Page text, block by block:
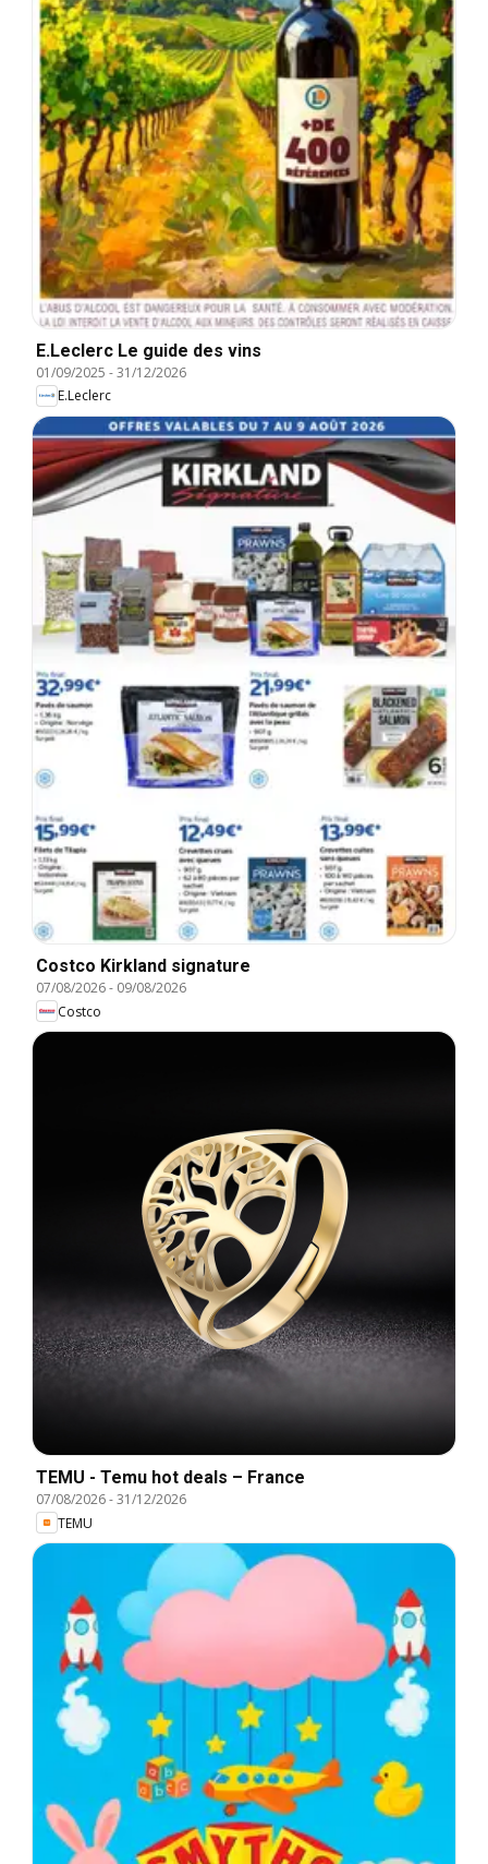
E.Leclerc Le guide des vins
01/09/2025 -31/12/2026
E.Leclerc
Costco Kirkland signature
07/08/2026- 09/08/2026
Costco
TEMU - Temu hot deals – France
07/08/2026-31/12/2026
TEMU